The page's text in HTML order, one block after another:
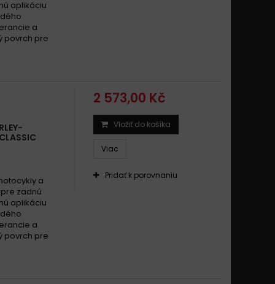
1340 TOURING FLHRS/i ROAD KING CUSTOM 2000 -
DAVIDSON 1340 FLSTC FAT BOY 1989 - 1999
DAVIDSON 1340 FLSTC FAT BOY 2000 - 2002
1340 FLSTC HERITAGE SOFTAIL CLASSIC 1989 -
1340 FLSTC HERITAGE SOFTAIL CLASSIC 2000 -
DAVIDSON 1340 FLSTF FAT BOY 1989 - 1999
DAVIDSON 1340 FXDWG DYNA WIDE GLIDE 1993 - 1998
aplikáciu
a
povrch pre
a
zadnú
aplikáciu
a
povrch pre
2 573,00 Kč
Vložiť do košíka
Viac
Pridať k porovnaniu